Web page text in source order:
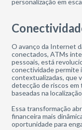
personalização em
O avanço da Internet
conectados, ATMs
pessoais, está
conectividade permite
contextualizadas, que
detecção de riscos em
baseadas na
Essa transformação
financeira mais
oportunidade para